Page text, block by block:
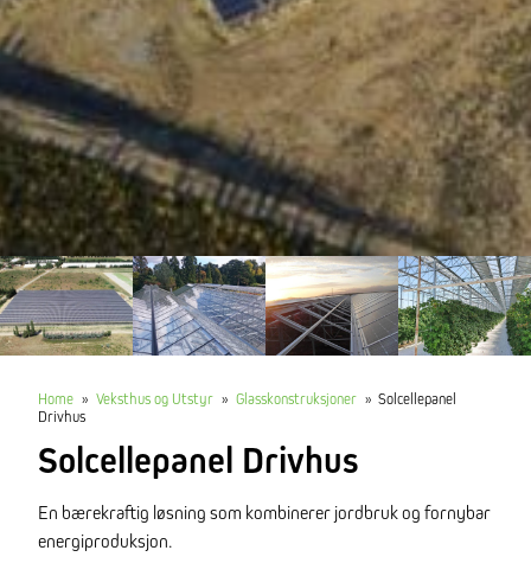
Home » Veksthus og Utstyr » Glasskonstruksjoner » Solcellepanel
Drivhus
Solcellepanel Drivhus
En bærekraftig løsning som kombinerer jordbruk og fornybar
energiproduksjon.